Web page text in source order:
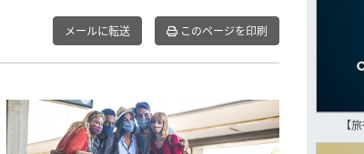
メールに転送 このページを印刷
【